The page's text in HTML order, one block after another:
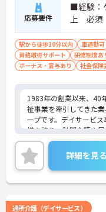
【主任ケアマネ複数名
業務に不安がある方も安
・困難事例があった際
共有やケース検討がで
のサポートを受けられ
・一人ひとりの仕事量
規の受け入れを調整す
なく働けます
・公的資格取得・自己
きながら主任ケアマネ
ルアップを目指せます
充実した待遇や福利厚
・実績最大185万円の
業所加算手当など日々
助などが受けられる独自
応募要件
■経験：
上 必須
駅から徒歩10分以内 車通勤可
資格取得サポート
研修制度あ
ボーナス・賞与あり
社会保険
1983年の創業以来、40
祉事業を牽引してきた
ープです。デイサービ
模を誇り、訪問介護や
業を展開することで、
ストップで応える体制を
シティ経営を積極的に
発揮できる職場環境の
な特色です。また、大
ンの運用など、お客様
詳細を見る
通所介護（デイサービス）